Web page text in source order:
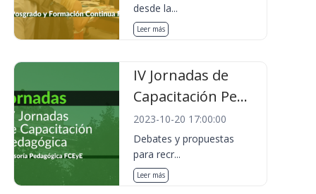
desde la...
Leer más
IV Jornadas de
Capacitación Pe...
2023-10-20 17:00:00
Debates y propuestas
para recr...
Leer más